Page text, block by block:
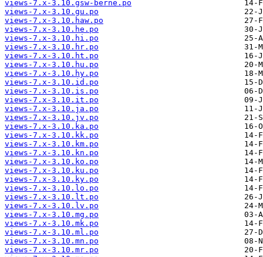
views-7.x-3.10.gsw-berne.po
views-7.x-3.10.gu.po
views-7.x-3.10.haw.po
views-7.x-3.10.he.po
views-7.x-3.10.hi.po
views-7.x-3.10.hr.po
views-7.x-3.10.ht.po
views-7.x-3.10.hu.po
views-7.x-3.10.hy.po
views-7.x-3.10.id.po
views-7.x-3.10.is.po
views-7.x-3.10.it.po
views-7.x-3.10.ja.po
views-7.x-3.10.jv.po
views-7.x-3.10.ka.po
views-7.x-3.10.kk.po
views-7.x-3.10.km.po
views-7.x-3.10.kn.po
views-7.x-3.10.ko.po
views-7.x-3.10.ku.po
views-7.x-3.10.ky.po
views-7.x-3.10.lo.po
views-7.x-3.10.lt.po
views-7.x-3.10.lv.po
views-7.x-3.10.mg.po
views-7.x-3.10.mk.po
views-7.x-3.10.ml.po
views-7.x-3.10.mn.po
views-7.x-3.10.mr.po